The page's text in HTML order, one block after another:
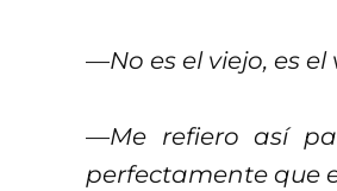
—No es el viejo, es
—Me refiero así
perfectamente que